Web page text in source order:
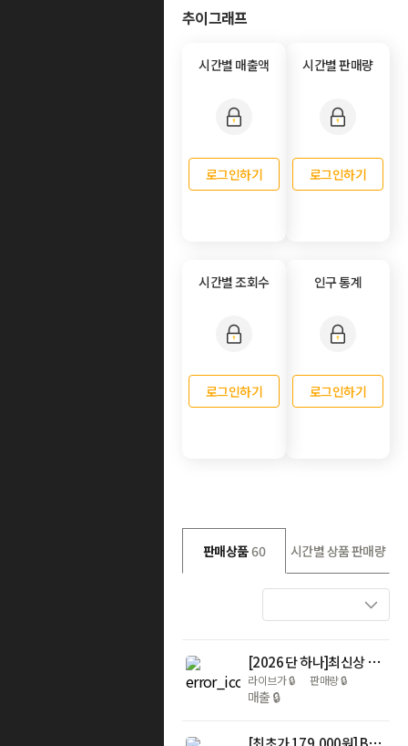
추이그래프
시간별 매출액
로그인하기
시간별 판매량
로그인하기
시간별 조회수
로그인하기
인구 통계
로그인하기
판매상품 60 시간별 상품 판매량
[2026 단 하나]최신상 에센셜 슬리머 5종
라이브가🔒 판매량🔒
매출 🔒